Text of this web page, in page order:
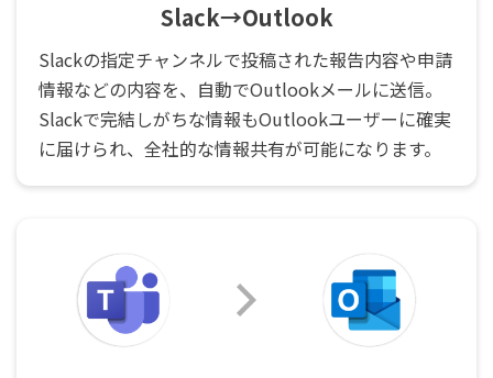
Slack→Outlook
Slackの指定チャンネルで投稿された報告内容や申請
情報などの内容を、自動でOutlookメールに送信。
Slackで完結しがちな情報もOutlookユーザーに確実
に届けられ、全社的な情報共有が可能になります。